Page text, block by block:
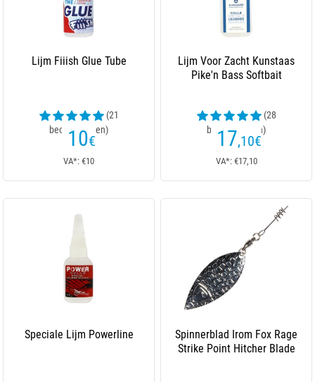
Lijm Fiiish Glue Tube
(21
beoordelingen)
10€
VA*: €10
Lijm Voor Zacht Kunstaas
Pike'n Bass Softbait
(28
beoordelingen)
17,10€
VA*: €17,10
Speciale Lijm Powerline
Spinnerblad Irom Fox Rage
Strike Point Hitcher Blade